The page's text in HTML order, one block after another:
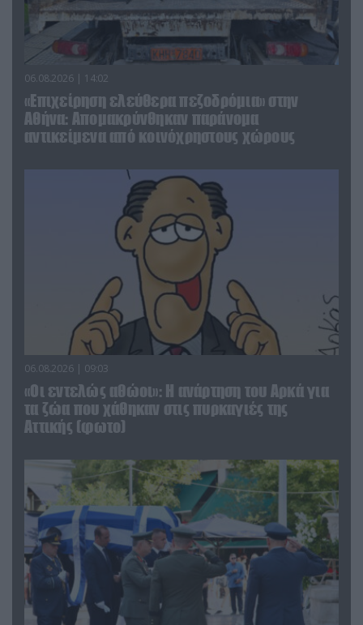
06.08.2026 | 14:02
«Επιχείρηση ελεύθερα πεζοδρόμια» στην
Αθήνα: Απομακρύνθηκαν παράνομα
αντικείμενα από κοινόχρηστους χώρους
06.08.2026 | 09:03
«Οι εντελώς αθώοι»: Η ανάρτηση του Αρκά για
τα ζώα που χάθηκαν στις πυρκαγιές της
Αττικής (φωτο)